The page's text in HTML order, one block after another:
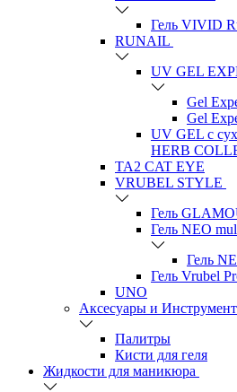
Гель VIVID
RUNAIL
UV GEL
Gel
Gel
UV GEL с
HERB
TA2 CAT EYE
VRUBEL STYLE
Гель
Гель NEO
Гель
Гель Vrubel
UNO
Аксесуары и
Палитры
Кисти для геля
Жидкости для маникюра